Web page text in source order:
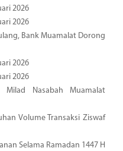
2026
2026
Bank Muamalat Dorong
2026
2026
Milad Nasabah Muamalat
Volume Transaksi Ziswaf
Selama Ramadan 1447 H